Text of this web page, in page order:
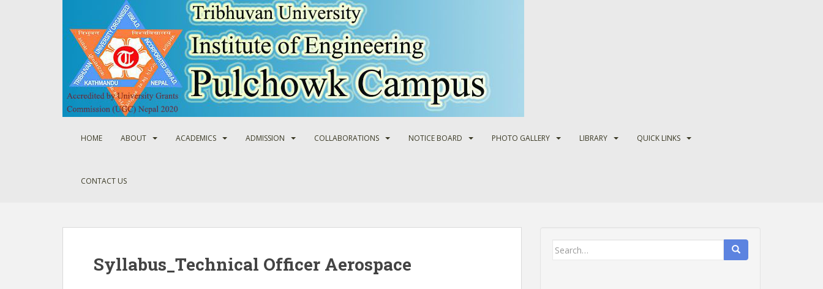
HOME ABOUT ACADEMICS ADMISSION COLLABORATIONS NOTICE BOARD PHOTO GALLERY LIBRARY QUICK LINKS
CONTACT US
Syllabus_Technical Officer Aerospace
Search